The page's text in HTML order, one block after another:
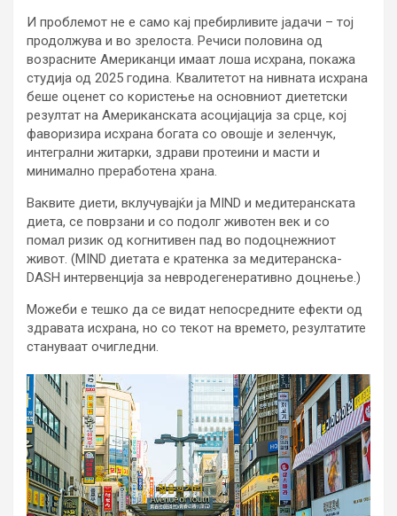
И проблемот не е само кај пребирливите јадачи – тој
продолжува и во зрелоста. Речиси половина од
возрасните Американци имаат лоша исхрана, покажа
студија од 2025 година. Квалитетот на нивната исхрана
беше оценет со користење на основниот диететски
резултат на Американската асоцијација за срце, кој
фаворизира исхрана богата со овошје и зеленчук,
интегрални житарки, здрави протеини и масти и
минимално преработена храна.
Ваквите диети, вклучувајќи ја MIND и медитеранската
диета, се поврзани и со подолг животен век и со
помал ризик од когнитивен пад во подоцнежниот
живот. (MIND диетата е кратенка за медитеранска-
DASH интервенција за невродегенеративно доцнење.)
Можеби е тешко да се видат непосредните ефекти од
здравата исхрана, но со текот на времето, резултатите
стануваат очигледни.